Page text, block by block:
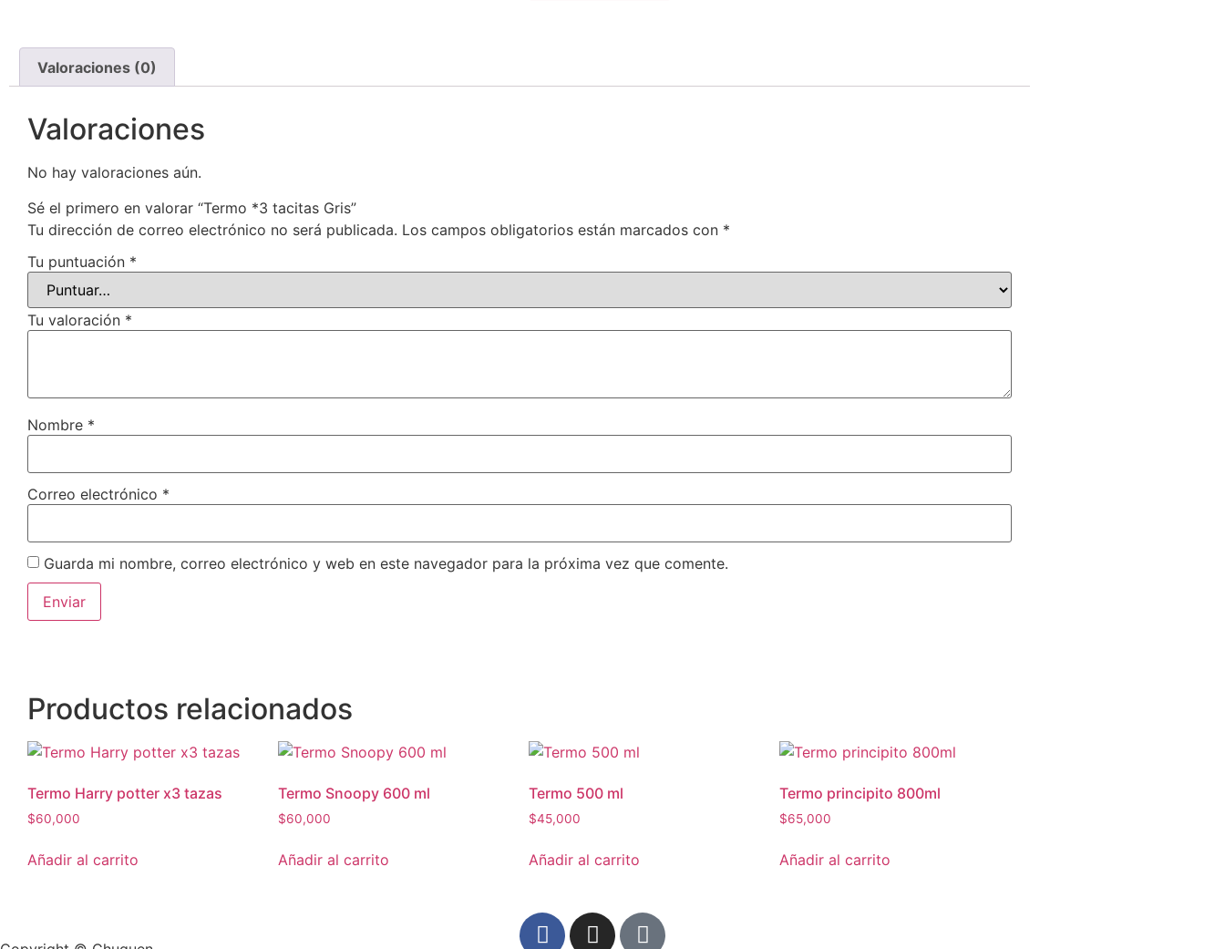
Valoraciones (0)
Valoraciones
No hay valoraciones aún.
Sé el primero en valorar “Termo *3 tacitas Gris”
Tu dirección de correo electrónico no será publicada. Los campos obligatorios están marcados con *
Tu puntuación *
Tu valoración *
Nombre *
Correo electrónico *
Guarda mi nombre, correo electrónico y web en este navegador para la próxima vez que comente.
Productos relacionados
Termo Harry potter x3 tazas
$60,000
Añadir al carrito
Termo Snoopy 600 ml
$60,000
Añadir al carrito
Termo 500 ml
$45,000
Añadir al carrito
Termo principito 800ml
$65,000
Añadir al carrito